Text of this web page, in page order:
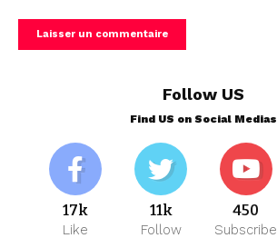
Follow US
Find US on Social Medias
17k
Like
11k
Follow
450
Subscribe